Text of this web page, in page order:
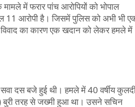
में फरार पांच आरोपियों को भोपाल
11 आरोपी है। जिसमें पुलिस को अभी भी
विवाद का कारण एक खदान को लेकर हमले में
दस बजे हुई थी। हमले में 40 वर्षीय
तरह से जख्मी हुआ था। उसने सचिन